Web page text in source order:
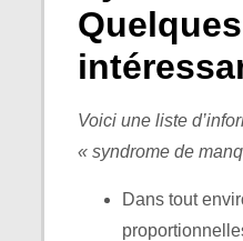
Voici une liste
« syndrome de
Dans tout